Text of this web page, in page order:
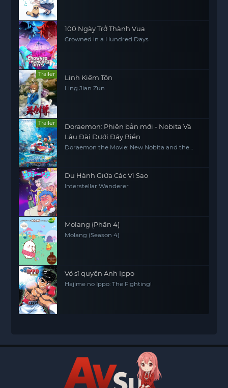
100 Ngày Trở Thành Vua
Crowned in a Hundred Days
Trailer Linh Kiếm Tôn
Ling Jian Zun
Trailer
Doraemon: Phiên bản mới - Nobita Và
Lâu Đài Dưới Đáy Biển
Doraemon the Movie: New Nobita and the
Du Hành Giữa Các Vì Sao
Interstellar Wanderer
Molang (Phần 4)
Molang (Season 4)
Võ sĩ quyền Anh Ippo
Hajime no Ippo: The Fighting!